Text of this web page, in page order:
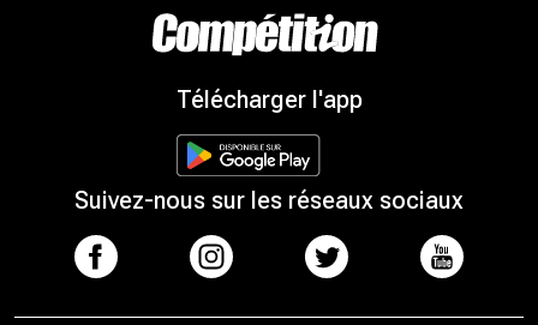
Télécharger l'app
Suivez-nous sur les réseaux sociaux